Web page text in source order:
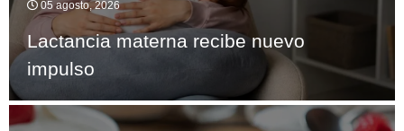
05 agosto, 2026
Lactancia materna recibe nuevo
impulso